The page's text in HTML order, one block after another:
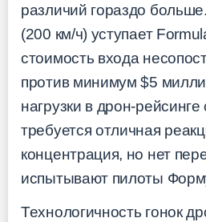
различий гораздо
(200 км/ч) уступает
стоимость входа
против минимум $5
нагрузки в дрон-
требуется отличная
концентрация, но нет
испытывают пилоты
Технологичность гонок